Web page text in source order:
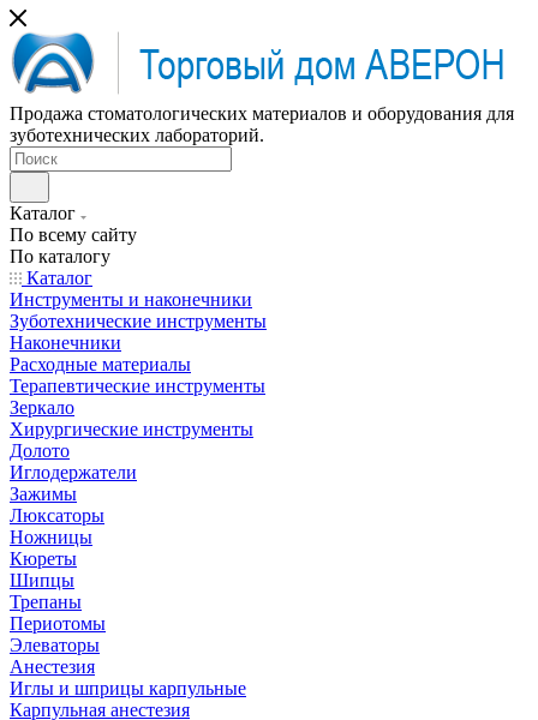
Продажа стоматологических материалов и оборудования для
зуботехнических лабораторий.
Каталог
По всему сайту
По каталогу
Каталог
Инструменты и наконечники
Зуботехнические инструменты
Наконечники
Расходные материалы
Терапевтические инструменты
Зеркало
Хирургические инструменты
Долото
Иглодержатели
Зажимы
Люксаторы
Ножницы
Кюреты
Шипцы
Трепаны
Периотомы
Элеваторы
Анестезия
Иглы и шприцы карпульные
Карпульная анестезия